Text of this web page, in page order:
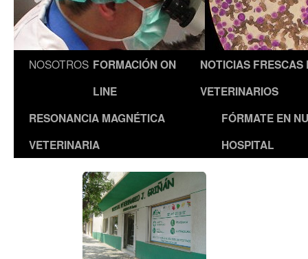
NOSOTROS FORMACIÓN ON
LINE
NOTICIAS FRESCAS
VETERINARIOS
RESONANCIA MAGNÉTICA
VETERINARIA
FÓRMATE EN
HOSPITAL